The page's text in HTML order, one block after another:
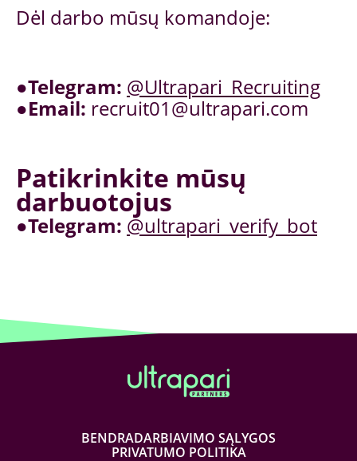
Dėl darbo mūsų komandoje:
●Telegram: @Ultrapari_Recruiting
●Email: recruit01@ultrapari.com
Patikrinkite mūsų
darbuotojus
●Telegram: @ultrapari_verify_bot
BENDRADARBIAVIMO SĄLYGOS
PRIVATUMO POLITIKA